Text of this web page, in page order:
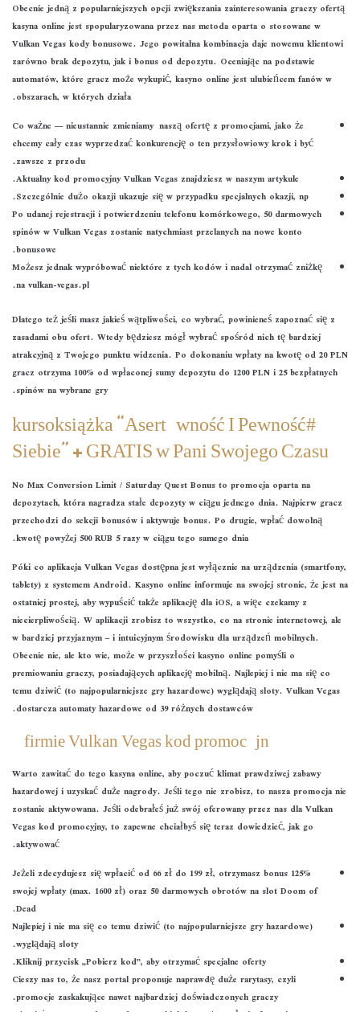
Obecnie jedną z popularniejszych opcji zwiększania zainteresowania graczy ofertą
kasyna online jest spopularyzowana przez nas metoda oparta o stosowane w
Vulkan Vegas kody bonusowe. Jego powitalna kombinacja daje nowemu klientowi
zarówno brak depozytu, jak i bonus od depozytu. Oceniając na podstawie
automatów, które gracz może wykupić, kasyno online jest ulubieńcem fanów w
obszarach, w których działa.
Co ważne — nieustannie zmieniamy naszą ofertę z promocjami, jako że
chcemy cały czas wyprzedzać konkurencję o ten przysłowiowy krok i być
zawsze z przodu.
Aktualny kod promocyjny Vulkan Vegas znajdziesz w naszym artykule.
Szczególnie dużo okazji ukazuje się w przypadku specjalnych okazji, np.
Po udanej rejestracji i potwierdzeniu telefonu komórkowego, 50 darmowych
spinów w Vulkan Vegas zostanie natychmiast przelanych na nowe konto
bonusowe.
Możesz jednak wypróbować niektóre z tych kodów i nadal otrzymać zniżkę
na vulkan-vegas.pl.
Dlatego też jeśli masz jakieś wątpliwości, co wybrać, powinieneś zapoznać się z
zasadami obu ofert. Wtedy będziesz mógł wybrać spośród nich tę bardziej
atrakcyjną z Twojego punktu widzenia. Po dokonaniu wpłaty na kwotę od 20 PLN
gracz otrzyma 100% od wpłaconej sumy depozytu do 1200 PLN i 25 bezpłatnych
spinów na wybrane gry.
#kursoksiążka “Asertywność I Pewność
Siebie” + GRATIS w Pani Swojego Czasu
No Max Conversion Limit / Saturday Quest Bonus to promocja oparta na
depozytach, która nagradza stałe depozyty w ciągu jednego dnia. Najpierw gracz
przechodzi do sekcji bonusów i aktywuje bonus. Po drugie, wpłać dowolną
kwotę powyżej 500 RUB 5 razy w ciągu tego samego dnia.
Póki co aplikacja Vulkan Vegas dostępna jest wyłącznie na urządzenia (smartfony,
tablety) z systemem Android. Kasyno online informuje na swojej stronie, że jest na
ostatniej prostej, aby wypuścić także aplikację dla iOS, a więc czekamy z
niecierpliwością. W aplikacji zrobisz to wszystko, co na stronie internetowej, ale
w bardziej przyjaznym – i intuicyjnym środowisku dla urządzeń mobilnych.
Obecnie nie, ale kto wie, może w przyszłości kasyno online pomyśli o
premiowaniu graczy, posiadających aplikację mobilną. Najlepiej i nie ma się co
temu dziwić (to najpopularniejsze gry hazardowe) wyglądają sloty. Vulkan Vegas
dostarcza automaty hazardowe od 39 różnych dostawców.
O firmie Vulkan Vegas kod promocyjny
Warto zawitać do tego kasyna online, aby poczuć klimat prawdziwej zabawy
hazardowej i uzyskać duże nagrody. Jeśli tego nie zrobisz, to nasza promocja nie
zostanie aktywowana. Jeśli odebrałeś już swój oferowany przez nas dla Vulkan
Vegas kod promocyjny, to zapewne chciałbyś się teraz dowiedzieć, jak go
aktywować.
Jeżeli zdecydujesz się wpłacić od 66 zł do 199 zł, otrzymasz bonus 125%
swojej wpłaty (max. 1600 zł) oraz 50 darmowych obrotów na slot Doom of
Dead.
Najlepiej i nie ma się co temu dziwić (to najpopularniejsze gry hazardowe)
wyglądają sloty.
Kliknij przycisk „Pobierz kod”, aby otrzymać specjalne oferty.
Cieszy nas to, że nasz portal proponuje naprawdę duże rarytasy, czyli
promocje zaskakujące nawet najbardziej doświadczonych graczy.